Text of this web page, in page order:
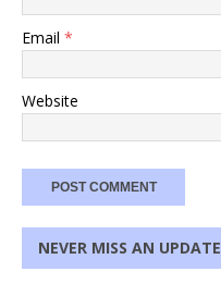
Email *
Website
NEVER MISS AN UPDATE